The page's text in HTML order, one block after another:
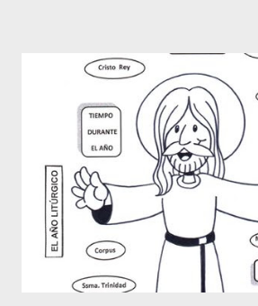
ser buenas aliadas si somos capaces de
origen de las mismas. Una espiritualidad
invitará a no quedarnos en la superficie,
alentará a viajar bajo la guía del Espíritu
corazón, atravesando capas interesantes
esconden realidades ocultas. Nuestras